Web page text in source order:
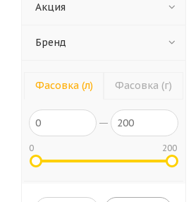
Акция
Бренд
Фасовка (л)
0 200
Фасовка (г)